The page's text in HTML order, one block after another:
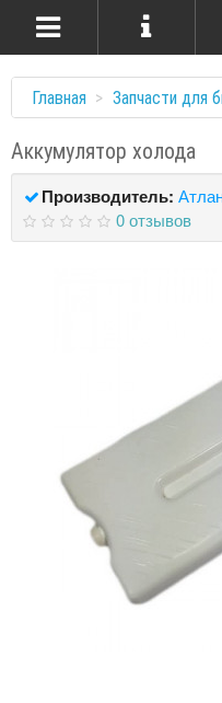
Главная Запчасти для
Аккумулятор холода
Производитель:
0 отзывов